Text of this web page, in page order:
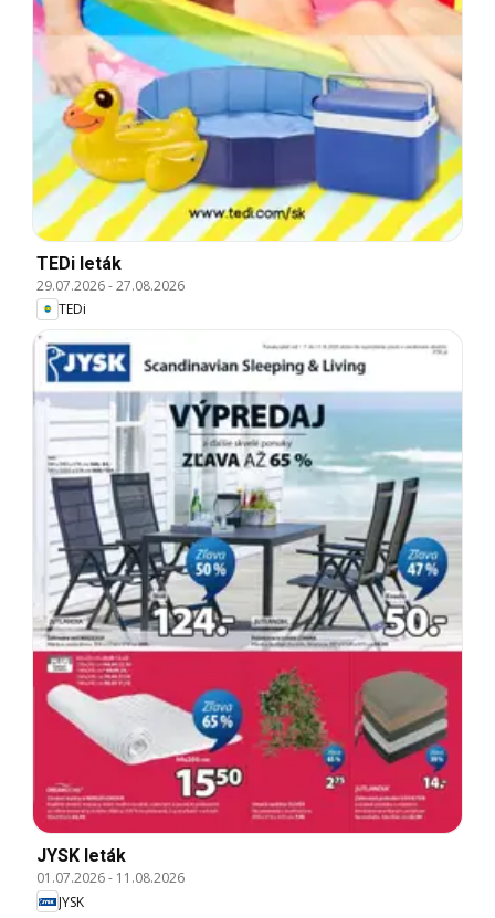
TEDi leták
29.07.2026-27.08.2026
TEDi
JYSK leták
01.07.2026- 11.08.2026
JYSK